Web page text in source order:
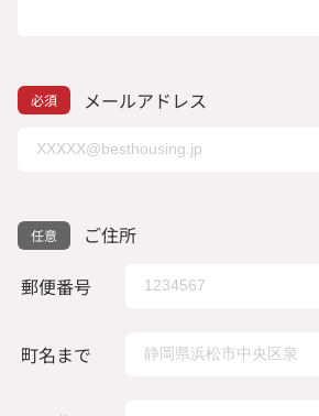
メールアドレス
ご住所
郵便番号
町名まで